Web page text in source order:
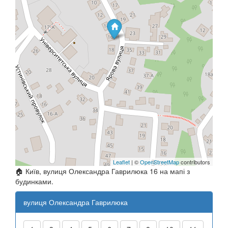
Leaflet | ©OpenStreetMapcontributors
🏠 Київ, вулиця Олександра Гаврилюка 16 на мапі з
будинками.
вулиця Олександра Гаврилюка